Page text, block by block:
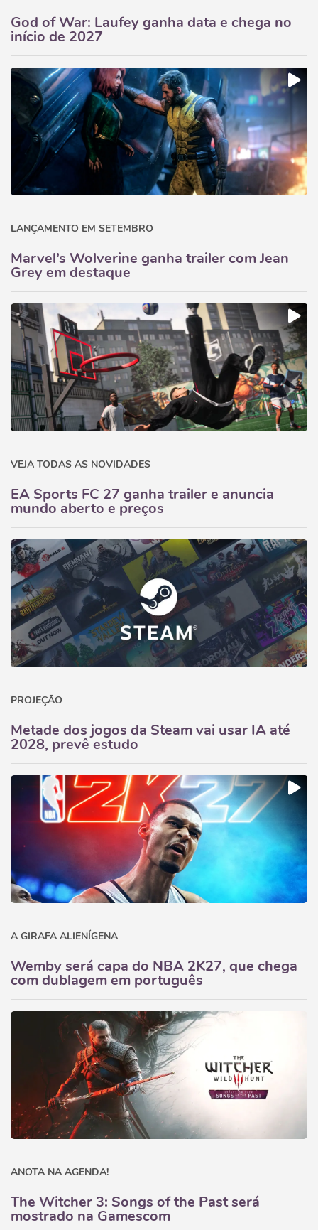
God of War: Laufey ganha data e chega no
início de 2027
LANÇAMENTO EM SETEMBRO
Marvel’s Wolverine ganha trailer com Jean
Grey em destaque
VEJA TODAS AS NOVIDADES
EA Sports FC 27 ganha trailer e anuncia
mundo aberto e preços
PROJEÇÃO
Metade dos jogos da Steam vai usar IA até
2028, prevê estudo
A GIRAFA ALIENÍGENA
Wemby será capa do NBA 2K27, que chega
com dublagem em português
ANOTA NA AGENDA!
The Witcher 3: Songs of the Past será
mostrado na Gamescom